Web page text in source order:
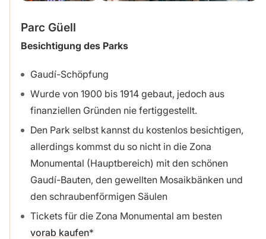
Parc Güell
Besichtigung des Parks
Gaudí-Schöpfung
Wurde von 1900 bis 1914 gebaut, jedoch aus
finanziellen Gründen nie fertiggestellt.
Den Park selbst kannst du kostenlos besichtigen,
allerdings kommst du so nicht in die Zona
Monumental (Hauptbereich) mit den schönen
Gaudí-Bauten, den gewellten Mosaikbänken und
den schraubenförmigen Säulen
Tickets für die Zona Monumental am besten
vorab kaufen